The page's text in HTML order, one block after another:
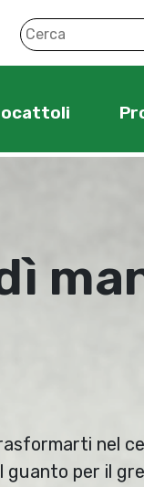
nel
guanto per il